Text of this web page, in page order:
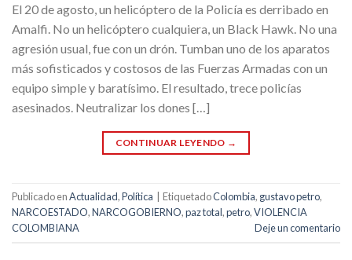
El 20 de agosto, un helicóptero de la Policía es derribado en
Amalfi. No un helicóptero cualquiera, un Black Hawk. No una
agresión usual, fue con un drón. Tumban uno de los aparatos
más sofisticados y costosos de las Fuerzas Armadas con un
equipo simple y baratísimo. El resultado, trece policías
asesinados. Neutralizar los dones […]
CONTINUAR LEYENDO →
Publicado enActualidad,Política EtiquetadoColombia, gustavo petro,
NARCOESTADO,NARCOGOBIERNO,paz total,petro,VIOLENCIA
COLOMBIANA
Deje un comentario